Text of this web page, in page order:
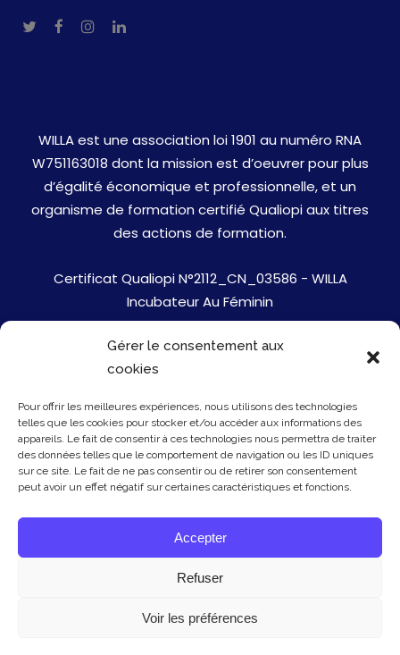
Gérer le consentement aux
cookies
Pour offrir les meilleures expériences, nous utilisons des technologies
telles que les cookies pour stocker et/ou accéder aux informations des
appareils. Le fait de consentir à ces technologies nous permettra de traiter
des données telles que le comportement de navigation ou les ID uniques
sur ce site. Le fait de ne pas consentir ou de retirer son consentement
peut avoir un effet négatif sur certaines caractéristiques et fonctions.
Accepter
Refuser
Voir les préférences
WILLA est une association loi 1901 au numéro RNA
W751163018 dont la mission est d’oeuvrer pour plus
d’égalité économique et professionnelle, et un
organisme de formation certifié Qualiopi aux titres
des actions de formation.
Certificat Qualiopi N°2112_CN_03586 - WILLA
Incubateur Au Féminin
Jobs
Mentions Légales
Politique de cookies
Presse